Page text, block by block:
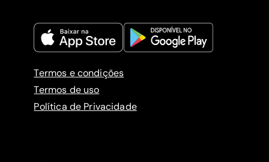
Termos e condições
Termos de uso
Política de Privacidade